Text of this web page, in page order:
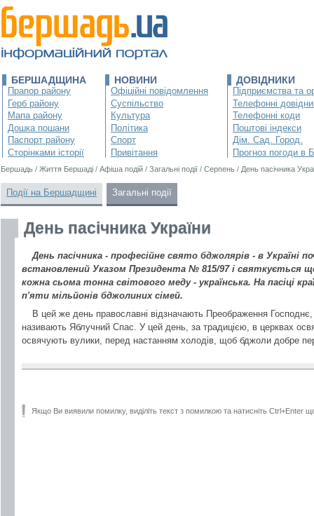
БЕРШАДЩИНА
Прапор району
Герб району
Мапа району
Дошка пошани
Паспорт району
Сторінками історії
НОВИНИ
Офіційні повідомлення
Суспільство
Культура
Політика
Спорт
Привітання
ДОВІДНИКИ
Підприємства та
Телефонні
Телефонні коди
Поштові індекси
Дім. Сад. Город.
Прогноз погоди в
Бершадь / Життя Бершаді / Афіша подій / Загальні події / Серпень / День пасічника
Події на Бершадщині Загальні події
День пасічника України
День пасічника - професійне свято бджолярів - в Україні
встановлений Указом Президента № 815/97 і святкується
кожна сьома тонна світового меду - українська. На пасіці
п'яти мільйонів бджолиних сімей.
В цей же день православні відзначають Преображення Господнє,
називають Яблучний Спас. У цей день, за традицією, в церквах
освячують вулики, перед настанням холодів, щоб бджоли добре
Якщо Ви виявили помилку, виділіть текст з помилкою та натисніть Ctrl+Enter